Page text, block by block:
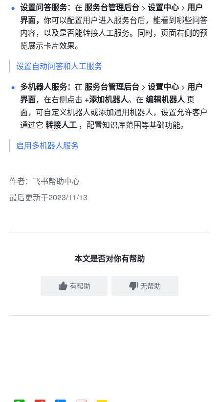
设置问答服务：在 服务台管理后台 > 设置中心 > 用户
界面，你可以配置用户进入服务台后，能看到哪些问答
内容，以及是否能转接人工服务。同时，页面右侧的预
览展示卡片效果。
设置自动问答和人工服务
多机器人服务：在 服务台管理后台 > 设置中心 > 用户
界面，在右侧点击 +添加机器人。在 编辑机器人 页
面，可自定义机器人或添加通用机器人，设置允许客户
通过它 转接人工 ，配置知识库范围等基础功能。
启用多机器人服务
作者： 飞书帮助中心
最后更新于2023/11/13
本文是否对你有帮助
有帮助 无帮助